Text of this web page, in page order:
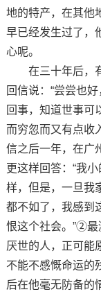
地的特产，在其他
早已经发生过了，
心呢。
在三十年后，有
回信说：“尝尝也
回事，知道世事可
而穷忽而又有点收
信之后一年，在广
更这样回答：“我
样，但是，一旦我
都不如了，我感到
恨这个社会。”②最
厌世的人，正可能
不能不感慨命运的
后在他毫无防备的